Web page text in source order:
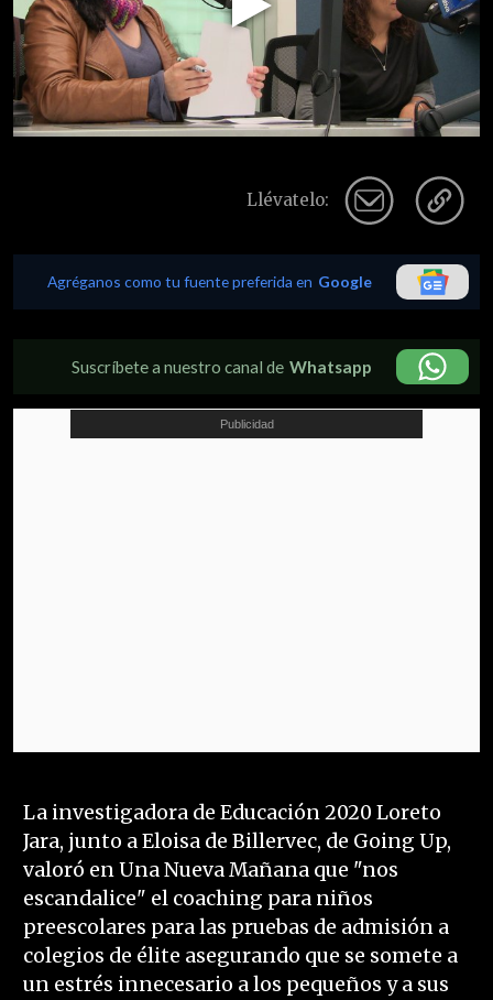
Play
Video
Llévatelo:
Agréganos como tu fuente preferida en Google
Suscríbete a nuestro canal de Whatsapp
La investigadora de Educación 2020 Loreto
Jara, junto a Eloisa de Billervec, de Going Up,
valoró en Una Nueva Mañana que "nos
escandalice" el coaching para niños
preescolares para las pruebas de admisión a
colegios de élite asegurando que se somete a
un estrés innecesario a los pequeños y a sus